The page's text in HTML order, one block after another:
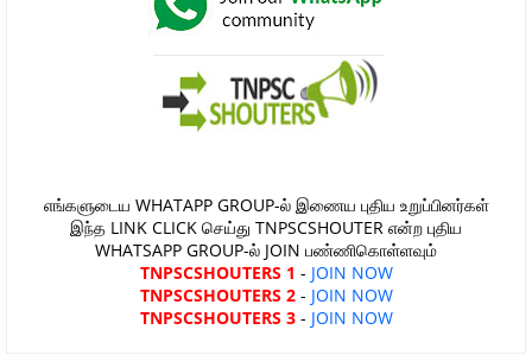
எங்களுடைய WHATAPP GROUP-ல் இணைய புதிய உறுப்பினர்கள்
இந்த LINK CLICK செய்து TNPSCSHOUTER என்ற புதிய
WHATSAPP GROUP-ல் JOIN பண்ணிகொள்ளவும்
TNPSCSHOUTERS 1 - JOIN NOW
TNPSCSHOUTERS 2- JOIN NOW
TNPSCSHOUTERS 3- JOIN NOW